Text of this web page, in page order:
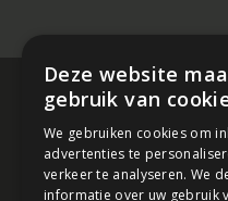
Deze website
gebruik van
We gebruiken cookies om
advertenties te
verkeer te analyseren. We
informatie over uw gebruik